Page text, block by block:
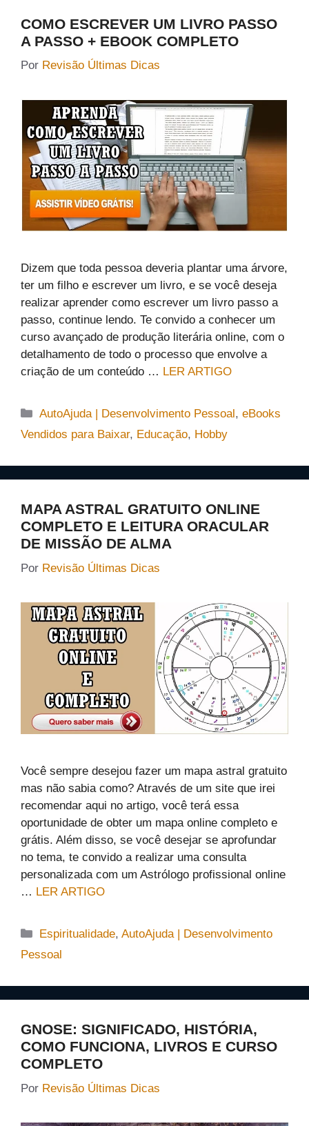
COMO ESCREVER UM LIVRO PASSO
A PASSO + EBOOK COMPLETO
Por Revisão Últimas Dicas
Dizem que toda pessoa deveria plantar uma árvore,
ter um filho e escrever um livro, e se você deseja
realizar aprender como escrever um livro passo a
passo, continue lendo. Te convido a conhecer um
curso avançado de produção literária online, com o
detalhamento de todo o processo que envolve a
criação de um conteúdo … LER ARTIGO
Categorias
AutoAjuda | Desenvolvimento Pessoal ,eBooks
Vendidos para Baixar, Educação, Hobby
MAPA ASTRAL GRATUITO ONLINE
COMPLETO E LEITURA ORACULAR
DE MISSÃO DE ALMA
Por Revisão Últimas Dicas
Você sempre desejou fazer um mapa astral gratuito
mas não sabia como? Através de um site que irei
recomendar aqui no artigo, você terá essa
oportunidade de obter um mapa online completo e
grátis. Além disso, se você desejar se aprofundar
no tema, te convido a realizar uma consulta
personalizada com um Astrólogo profissional online
… LER ARTIGO
Categorias
Espiritualidade,AutoAjuda | Desenvolvimento
Pessoal
GNOSE: SIGNIFICADO, HISTÓRIA,
COMO FUNCIONA, LIVROS E CURSO
COMPLETO
Por Revisão Últimas Dicas